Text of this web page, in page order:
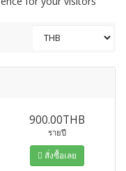
900.00THB
รายปี
สั่งซื้อเลย